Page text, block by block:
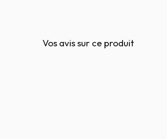
Vos avis sur ce produit